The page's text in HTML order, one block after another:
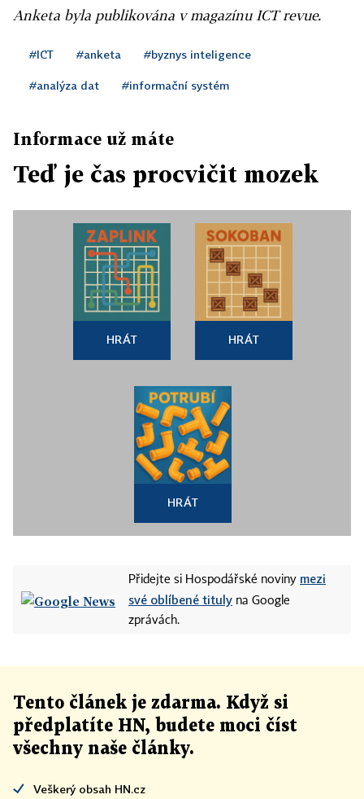
Anketa byla publikována v magazínu ICT revue.
#ICT #anketa #byznys inteligence
#analýza dat #informační systém
Informace už máte
Teď je čas procvičit mozek
HRÁT HRÁT
HRÁT
Přidejte si Hospodářské noviny mezi
své oblíbené tituly na Google
zprávách.
Tento článek je zdarma. Když si
předplatíte HN, budete moci číst
všechny naše články.
Veškerý obsah HN.cz